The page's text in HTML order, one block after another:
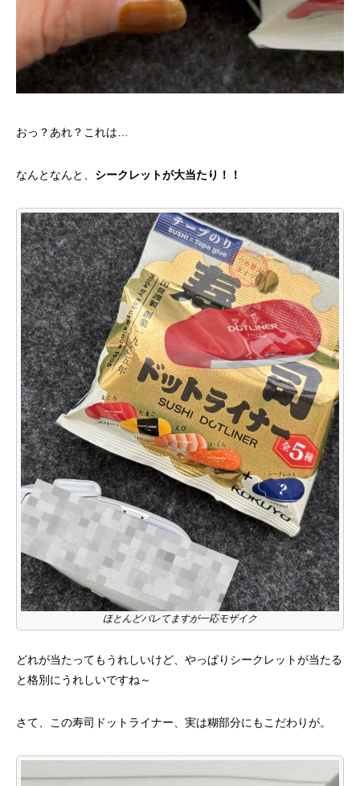
おっ？あれ？これは…
なんとなんと、 シークレットが大当たり！！
ほとんどバレてますが一応モザイク
どれが当たってもうれしいけど、やっぱりシークレットが当たる
と格別にうれしいですね～
さて、この寿司ドットライナー、実は糊部分にもこだわりが。